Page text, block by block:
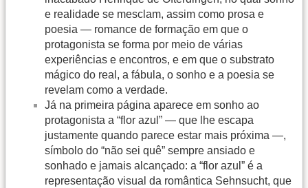
e realidade se mesclam, assim como prosa e
poesia — romance de formação em que o
protagonista se forma por meio de várias
experiências e encontros, e em que o substrato
mágico do real, a fábula, o sonho e a poesia se
revelam como a verdade.
Já na primeira página aparece em sonho ao
protagonista a “flor azul” — que lhe escapa
justamente quando parece estar mais próxima —,
símbolo do “não sei quê” sempre ansiado e
sonhado e jamais alcançado: a “flor azul” é a
representação visual da romântica Sehnsucht, que